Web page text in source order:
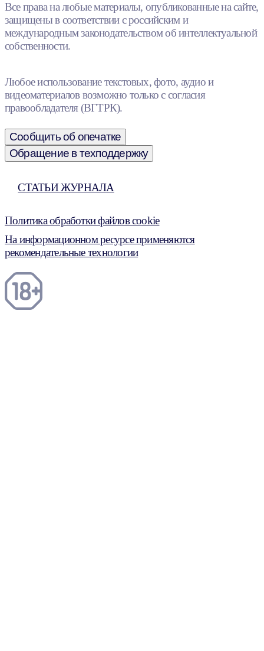
Все права на любые материалы, опубликованные на сайте,
защищены в соответствии с российским и
международным законодательством об интеллектуальной
собственности.
Любое использование текстовых, фото, аудио и
видеоматериалов возможно только с согласия
правообладателя (ВГТРК).
Сообщить об опечатке
Обращение в техподдержку
СТАТЬИ ЖУРНАЛА
Политика обработки файлов cookie
На информационном ресурсе применяются
рекомендательные технологии